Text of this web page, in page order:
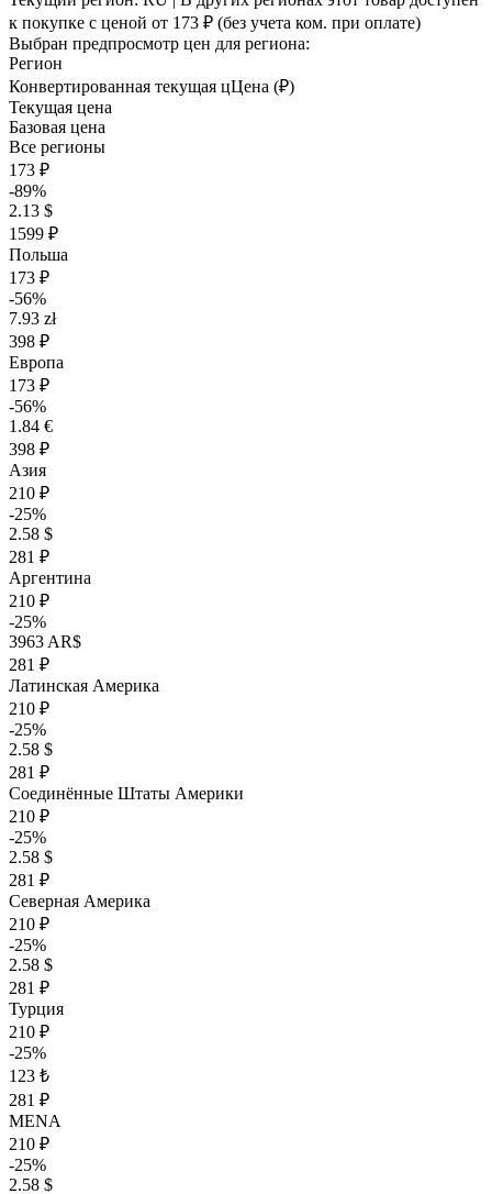
к покупке с ценой от 173 ₽ (без учета ком. при оплате)
Выбран предпросмотр цен для региона:
Регион
Конвертированная текущая цЦена (₽)
Текущая цена
Базовая цена
Все регионы
173 ₽
-89%
2.13 $
1599 ₽
Польша
173 ₽
-56%
7.93 zł
398 ₽
Европа
173 ₽
-56%
1.84 €
398 ₽
Азия
210 ₽
-25%
2.58 $
281 ₽
Аргентина
210 ₽
-25%
3963 AR$
281 ₽
Латинская Америка
210 ₽
-25%
2.58 $
281 ₽
Соединённые Штаты Америки
210 ₽
-25%
2.58 $
281 ₽
Северная Америка
210 ₽
-25%
2.58 $
281 ₽
Турция
210 ₽
-25%
123 ₺
281 ₽
MENA
210 ₽
-25%
2.58 $